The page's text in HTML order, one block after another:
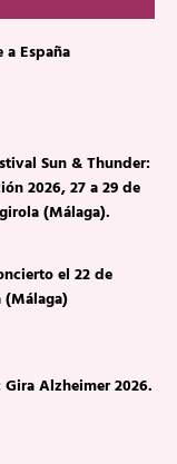
España
Sun & Thunder:
2026, 27 a 29 de
(Málaga).
el 22 de
(Málaga)
Alzheimer 2026.